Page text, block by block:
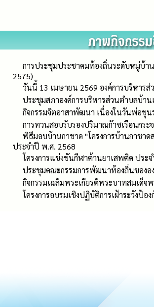
การประชุมประชาคมท้องถิ่นระดับหมู่บ้
2575)
วันนี้ 13 เมษายน 2569 องค์การบริหาร
ประชุมสภาองค์การบริหารส่วนตำบลบ้าน
กิจกรรมจิตอาสาพัฒนา เนื่องในวันพ่อขุ
การทวนสอบรับรองปริมาณก๊าซเรือนกระ
พิธีมอบบ้านกาชาด "โครงการบ้านกาชา
ประจำปี พ.ศ. 2568
โครงการแข่งขันกีฬาต้านยาเสพติด ประ
ประชุมคณะกรรมการพัฒนาท้องถิ่นของอ
กิจกรรมเฉลิมพระเกียรติพระบาทสมเด็
โครงการอบรมเชิงปฏิบัติการเฝ้าระวังป้